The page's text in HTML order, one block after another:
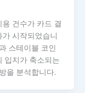
건수가 카드 결
시작되었습니
스테이블 코인
입지가 축소되는
을 분석합니다.